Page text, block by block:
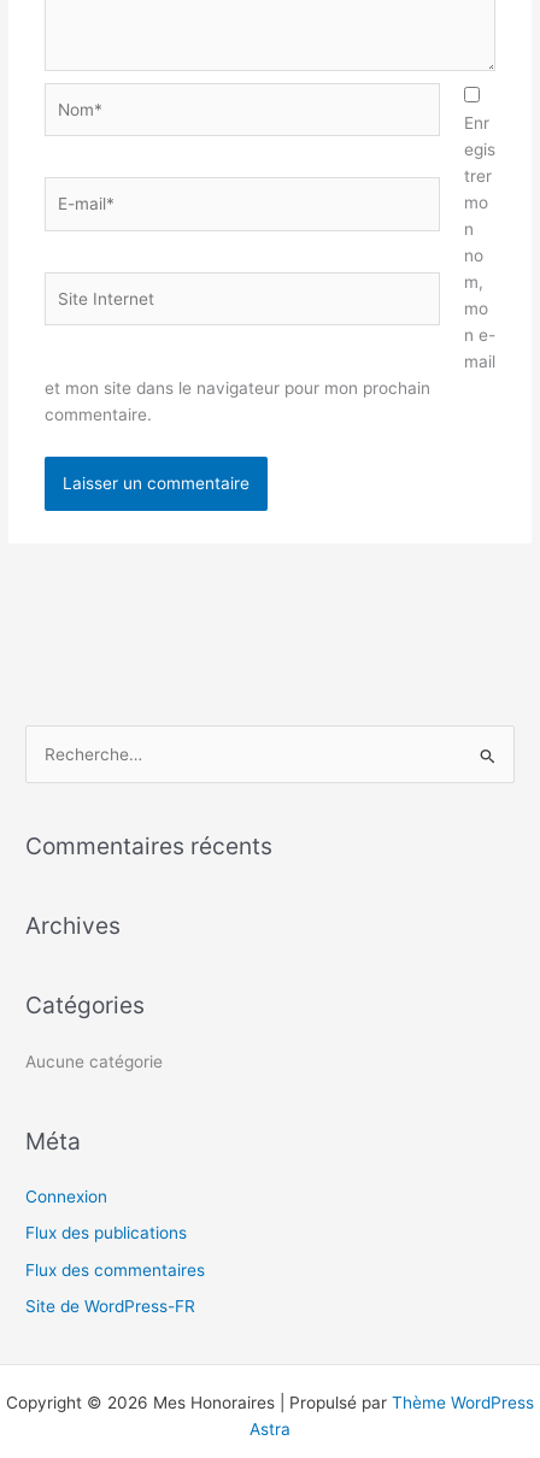
mail*
Internet
Enr
egis
trer
mo
n
no
m,
mo
n e-
mail
et mon site dans le navigateur pour mon prochain
commentaire.
h
r
e
r
Commentaires récents
Archives
Catégories
Aucune catégorie
Méta
Connexion
Flux des publications
Flux des commentaires
Site de WordPress-FR
Copyright © 2026 Mes Honoraires | Propulsé par Thème WordPress
Astra